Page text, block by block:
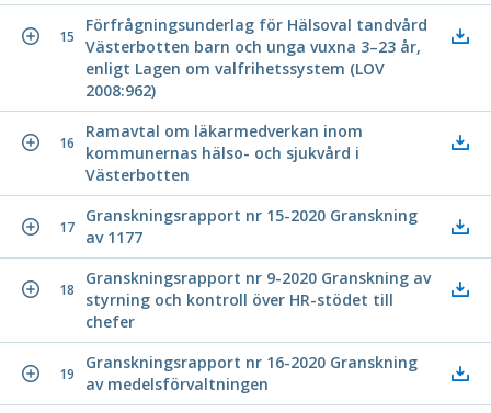
15
Förfrågningsunderlag för Hälsoval tandvård
Västerbotten barn och unga vuxna 3–23 år,
enligt Lagen om valfrihetssystem (LOV
2008:962)
16
Ramavtal om läkarmedverkan inom
kommunernas hälso- och sjukvård i
Västerbotten
17
Granskningsrapport nr 15-2020 Granskning
av 1177
18
Granskningsrapport nr 9-2020 Granskning av
styrning och kontroll över HR-stödet till
chefer
19
Granskningsrapport nr 16-2020 Granskning
av medelsförvaltningen